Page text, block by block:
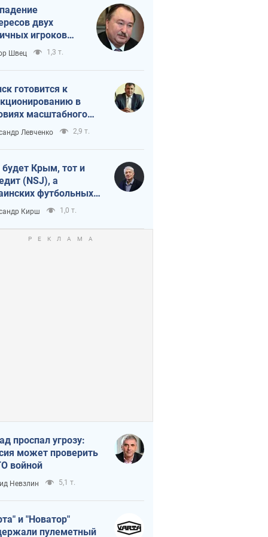
двух
игроков
тайный план
и Путина?
Швец 1,3 т.
готовится к
в
масштабного
кризиса
Левченко 2,9 т.
будет Крым, тот и
(NSJ), а
футбольных
могут
убийцами
Кирш 1,0 т.
проспал угрозу:
может проверить
войной
Невзлин 5,1 т.
и "Новатор"
пулеметный